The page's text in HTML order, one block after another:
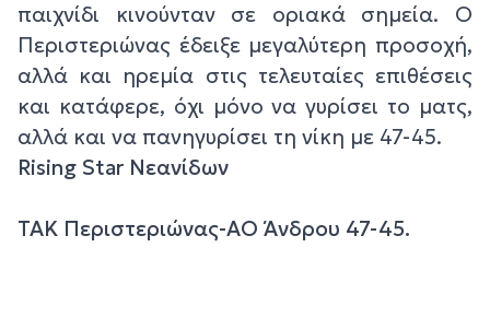
παιχνίδι κινούνταν σε οριακά σημεία. Ο
Περιστεριώνας έδειξε μεγαλύτερη προσοχή,
αλλά και ηρεμία στις τελευταίες επιθέσεις
και κατάφερε, όχι μόνο να γυρίσει το ματς,
αλλά και να πανηγυρίσει τη νίκη με 47-45.
Rising Star Νεανίδων
ΤΑΚ Περιστεριώνας-ΑΟ Άνδρου 47-45.